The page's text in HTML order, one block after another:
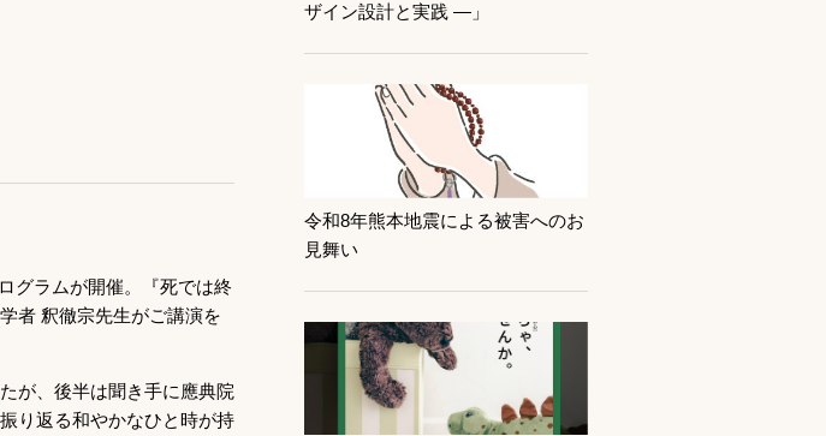
グラムが開催。『死では終
者 釈徹宗先生がご講演を
が、後半は聞き手に應典院
り返る和やかなひと時が持
ザイン設計と実践 ―」
令和8年熊本地震による被害へのお
見舞い
記事を読む
記事を読む